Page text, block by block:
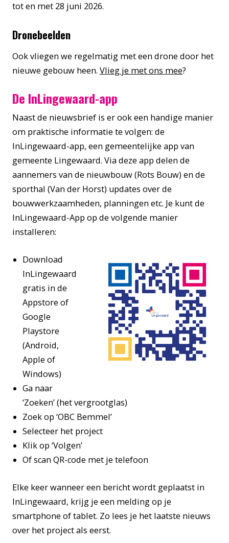
tot en met 28 juni 2026.
Dronebeelden
Ook vliegen we regelmatig met een drone door het
nieuwe gebouw heen. Vlieg je met ons mee?
De InLingewaard-app
Naast de nieuwsbrief is er ook een handige manier
om praktische informatie te volgen: de
InLingewaard-app, een gemeentelijke app van
gemeente Lingewaard. Via deze app delen de
aannemers van de nieuwbouw (Rots Bouw) en de
sporthal (Van der Horst) updates over de
bouwwerkzaamheden, planningen etc. Je kunt de
InLingewaard-App op de volgende manier
installeren:
Download
InLingewaard
gratis in de
Appstore of
Google
Playstore
(Android,
Apple of
Windows)
Ga naar
‘Zoeken’ (het vergrootglas)
Zoek op ‘OBC Bemmel’
Selecteer het project
Klik op ‘Volgen’
Of scan QR-code met je telefoon
Elke keer wanneer een bericht wordt geplaatst in
InLingewaard, krijg je een melding op je
smartphone of tablet. Zo lees je het laatste nieuws
over het project als eerst.